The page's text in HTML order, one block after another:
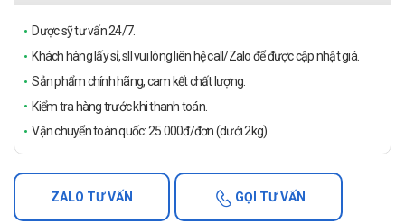
Dược sỹ tư vấn 24/7.
Khách hàng lấy sỉ, sll vui lòng liên hệ call/Zalo để được cập nhật giá.
Sản phẩm chính hãng, cam kết chất lượng.
Kiểm tra hàng trước khi thanh toán.
Vận chuyển toàn quốc: 25.000đ/đơn (dưới 2kg).
ZALO TƯ VẤN GỌI TƯ VẤN